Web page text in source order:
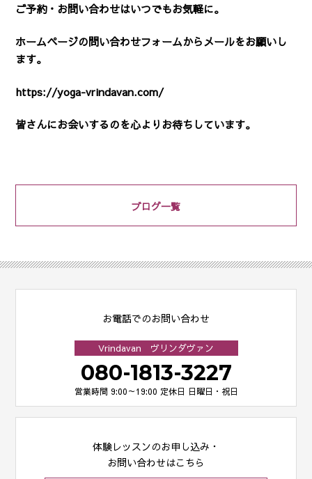
ご予約・お問い合わせはいつでもお気軽に。
ホームページの問い合わせフォームからメールをお願いし
ます。
https://yoga-vrindavan.com/
皆さんにお会いするのを心よりお待ちしています。
ブログ一覧
お電話でのお問い合わせ
Vrindavan ヴリンダヴァン
080-1813-3227
営業時間 9:00～19:00 定休日 日曜日・祝日
体験レッスンのお申し込み・
お問い合わせはこちら